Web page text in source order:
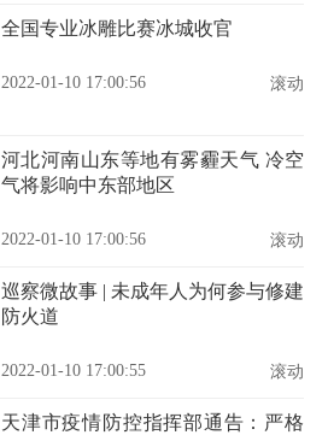
全国专业冰雕比赛冰城收官
2022-01-10 17:00:56 滚动
河北河南山东等地有雾霾天气 冷空
气将影响中东部地区
2022-01-10 17:00:56 滚动
巡察微故事 | 未成年人为何参与修建
防火道
2022-01-10 17:00:55 滚动
天津市疫情防控指挥部通告：严格